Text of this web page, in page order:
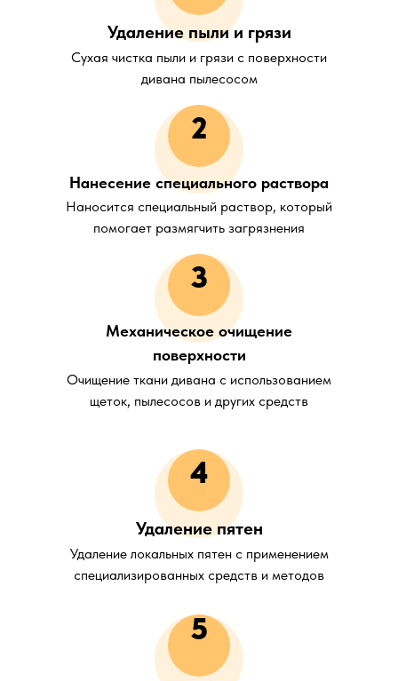
Удаление пыли и грязи
Сухая чистка пыли и грязи с поверхности
дивана пылесосом
2
Нанесение специального раствора
Наносится специальный раствор, который
помогает размягчить загрязнения
3
Механическое очищение
поверхности
Очищение ткани дивана с использованием
щеток, пылесосов и других средств
4
Удаление пятен
Удаление локальных пятен с применением
специализированных средств и методов
5